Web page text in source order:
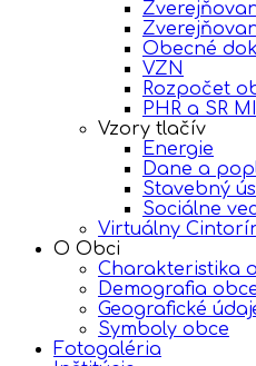
Obecné
VZN
Rozpočet
PHR a SR
Vzory tlačív
Energie
Dane a
Stavebný
Sociálne
Virtuálny
O Obci
Charakteristika
Demografia
Geografické
Symboly obce
Fotogaléria